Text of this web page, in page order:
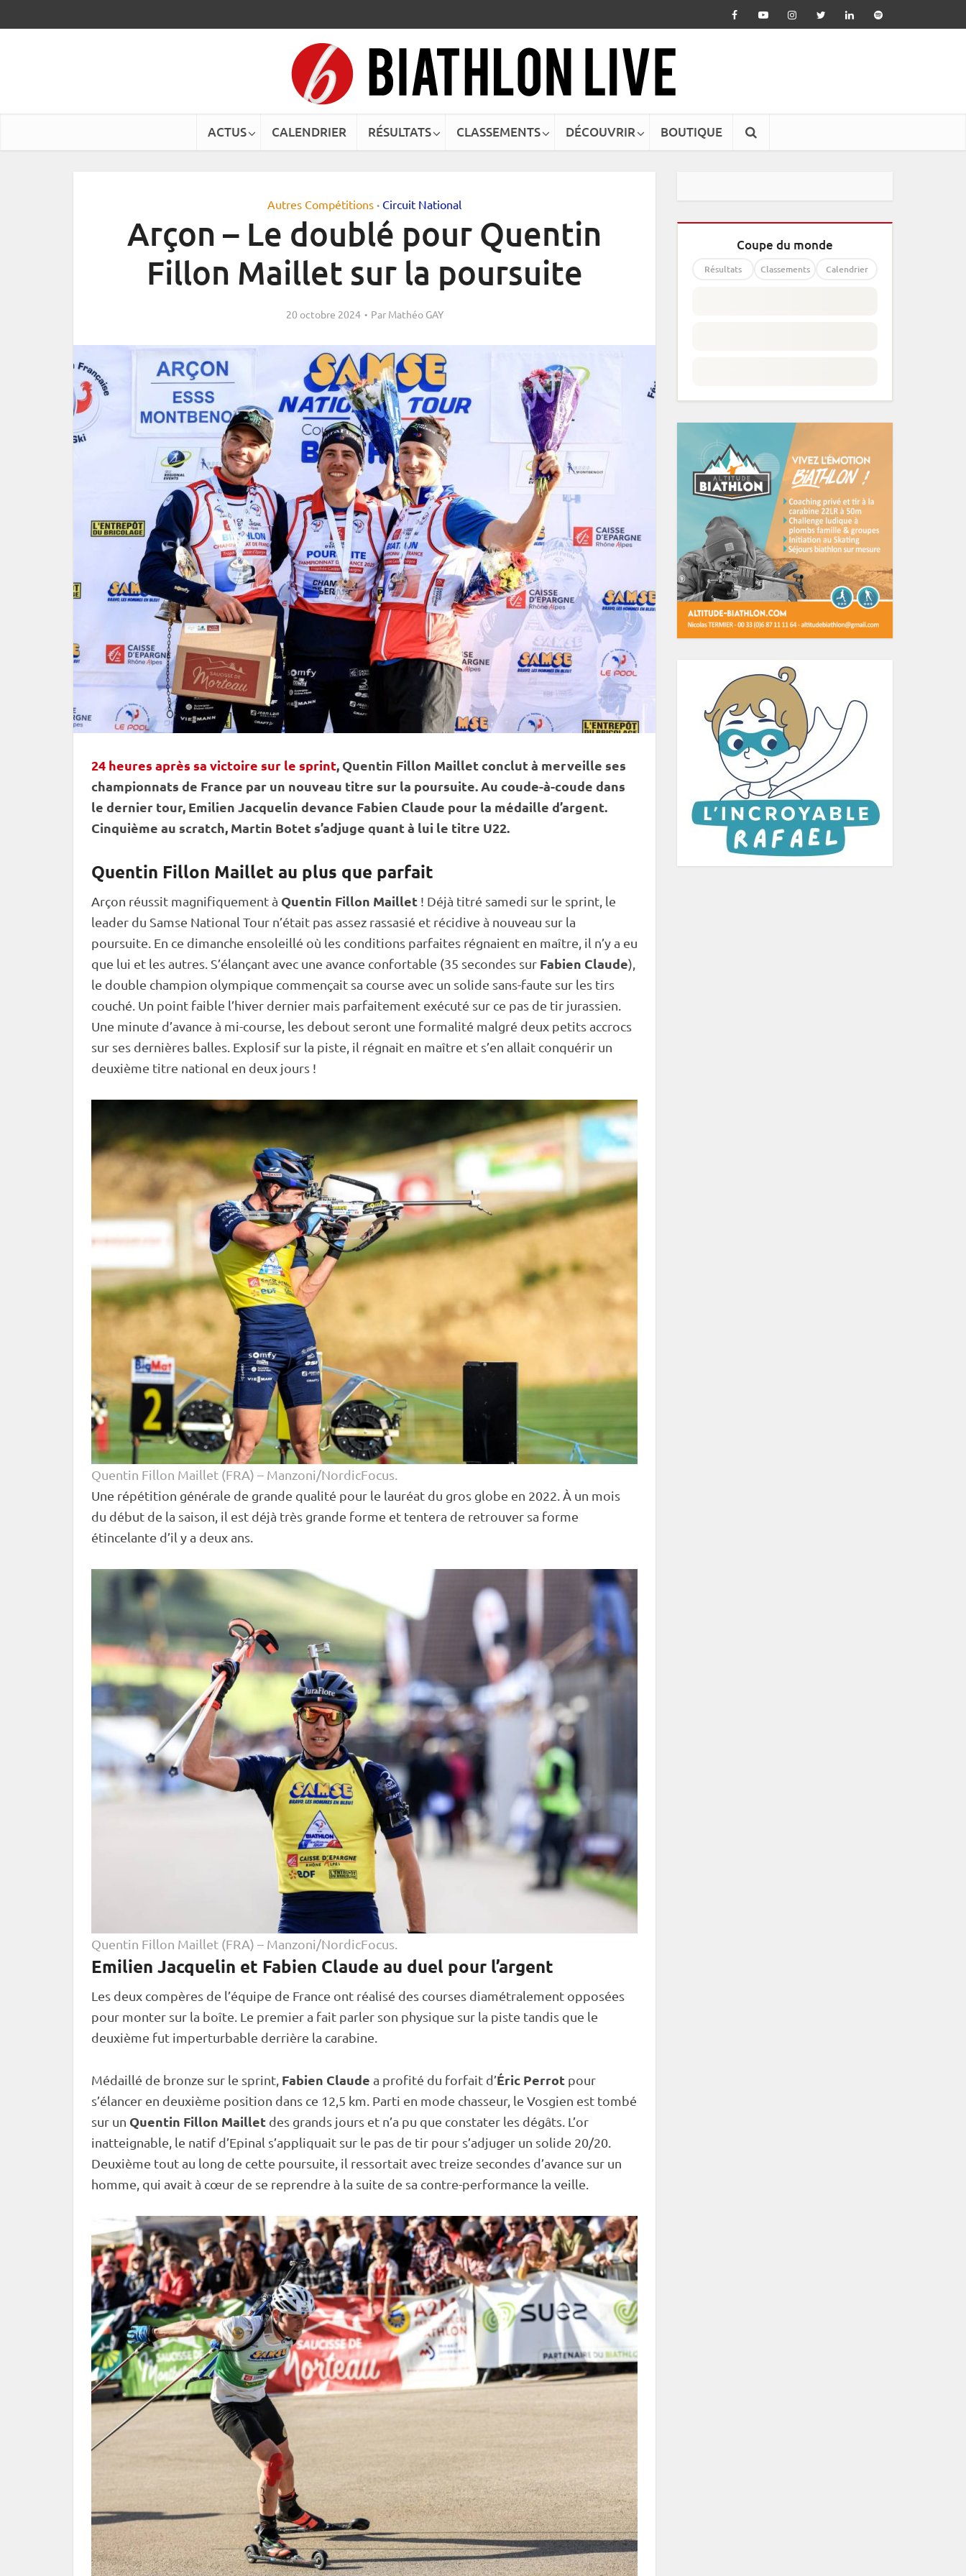
ACTUS CALENDRIER RÉSULTATS CLASSEMENTS DÉCOUVRIR BOUTIQUE
Autres Compétitions • Circuit National
Arçon – Le doublé pour Quentin
Fillon Maillet sur la poursuite
20 octobre 2024 Par Mathéo GAY
24 heures après sa victoire sur le sprint, Quentin Fillon Maillet conclut à merveille ses
championnats de France par un nouveau titre sur la poursuite. Au coude-à-coude dans
le dernier tour, Emilien Jacquelin devance Fabien Claude pour la médaille d’argent.
Cinquième au scratch, Martin Botet s’adjuge quant à lui le titre U22.
Quentin Fillon Maillet au plus que parfait
Arçon réussit magnifiquement à Quentin Fillon Maillet ! Déjà titré samedi sur le sprint , le
leader du Samse National Tour n’était pas assez rassasié et récidive à nouveau sur la
poursuite . En ce dimanche ensoleillé où les conditions parfaites régnaient en maître, il n’y a eu
que lui et les autres. S’élançant avec une avance confortable (35 secondes sur Fabien Claude),
le double champion olympique commençait sa course avec un solide sans-faute sur les tirs
couché . Un point faible l’hiver dernier mais parfaitement exécuté sur ce pas de tir jurassien.
Une minute d’avance à mi-course, les debout seront une formalité malgré deux petits accrocs
sur ses dernières balles. Explosif sur la piste , il régnait en maître et s’en allait conquérir un
deuxième titre national en deux jours !
Quentin Fillon Maillet (FRA) – Manzoni/NordicFocus.
Une répétition générale de grande qualité pour le lauréat du gros globe en 2022. À un mois
du début de la saison, il est déjà très grande forme et tentera de retrouver sa forme
étincelante d’il y a deux ans.
Quentin Fillon Maillet (FRA) – Manzoni/NordicFocus.
Emilien Jacquelin et Fabien Claude au duel pour l’argent
Les deux compères de l’équipe de France ont réalisé des courses diamétralement opposées
pour monter sur la boîte . Le premier a fait parler son physique sur la piste tandis que le
deuxième fut imperturbable derrière la carabine
Médaillé de bronze sur le sprint Fabien Claude a profité du forfait d’Éric Perrot pour
s’élancer en deuxième position dans ce 12,5 km. Parti en mode chasseur, le Vosgien est tombé
sur un Quentin Fillon Maillet des grands jours et n’a pu que constater les dégâts. L’or
inatteignable, le natif d’Epinal s’appliquait sur le pas de tir pour s’adjuger un solide 20/20.
Deuxième tout au long de cette poursuite , il ressortait avec treize secondes d’avance sur un
homme, qui avait à cœur de se reprendre à la suite de sa contre-performance la veille.
Coupe du monde
Résultats Classements Calendrier